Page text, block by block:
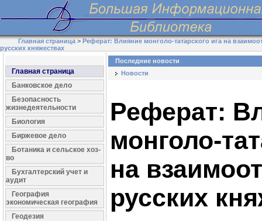
Главная страница>Реферат: Влияние монголо-татарского ига на
русских княжествах
Главная страница
Банковское дело
Безопасность
жизнедеятельности
Биология
Биржевое дело
Ботаника и сельское хоз-
во
Бухгалтерский учет и
аудит
География
экономическая география
Геодезия
Последние новости
Новости
Реферат:
монголо-
на
русских